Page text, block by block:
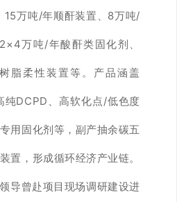
15万吨/年顺酐装置、8万吨/
万吨/年酸酐类固化剂、
脂柔性装置等。产品涵盖
纯DCPD、高软化点/低色度
用固化剂等，副产抽余碳五
置，形成循环经济产业链。
导曾赴项目现场调研建设进